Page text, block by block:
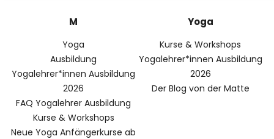
M
Yoga
Ausbildung
Yogalehrer*innen Ausbildung
2026
FAQ Yogalehrer Ausbildung
Kurse & Workshops
Neue Yoga Anfängerkurse ab
Yoga
Kurse & Workshops
Yogalehrer*innen Ausbildung
2026
Der Blog von der Matte